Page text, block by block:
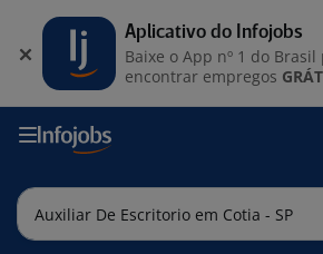
Aplicativo do Infojobs
Baixe o App nº 1 do Brasil
encontrar empregos